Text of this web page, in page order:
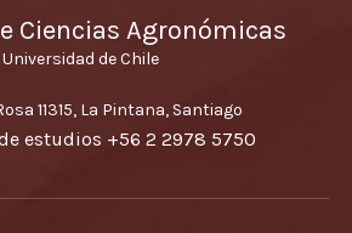
Ciencias Agronómicas
Universidad de Chile
11315, La Pintana, Santiago
estudios +56 2 2978 5750